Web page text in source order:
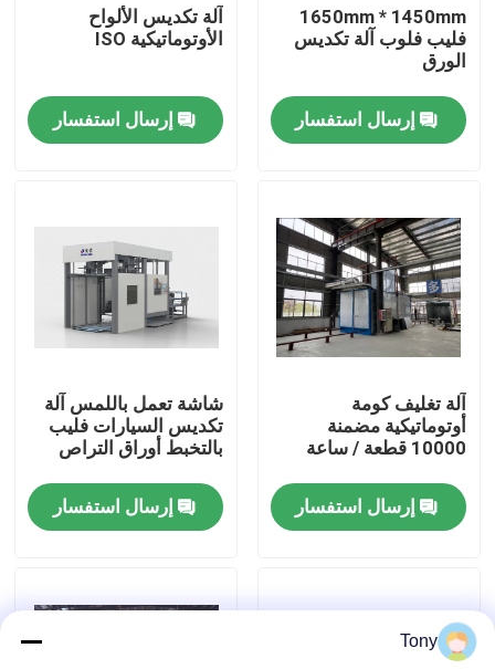
المنزل
المنتجات
جولة في المصنع
مراقبة الجودة
أخبار
القضايا
آلة تغليف الفلوت
1650mm * 1450mm
فليب فلوب آلة تكديس
الورق
إرسال استفسار
آلة تكديس الألواح
الأوتوماتيكية ISO
إرسال استفسار
آلة تغليف كومة
أوتوماتيكية مضمنة
10000 قطعة / ساعة
إرسال استفسار
شاشة تعمل باللمس آلة
تكديس السيارات فليب
بالتخبط أوراق التراص
إرسال استفسار
Tony